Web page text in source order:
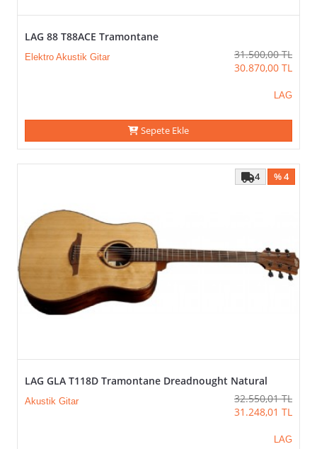
LAG 88 T88ACE Tramontane
Elektro Akustik Gitar 31.500,00 TL
30.870,00 TL
LAG
Sepete Ekle
% 4
4
LAG GLA T118D Tramontane Dreadnought Natural
Akustik Gitar 32.550,01 TL
31.248,01 TL
LAG